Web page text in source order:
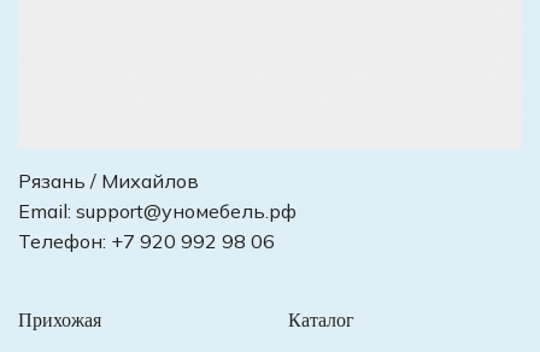
Рязань / Михайлов
Email: support@уномебель.рф
Телефон: +7 920 992 98 06
Прихожая Каталог